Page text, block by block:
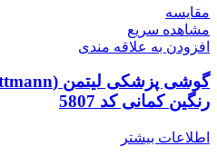
مقایسه
مشاهده سریع
افزودن به علاقه مندی
رنگین کمانی کد 5807
اطلاعات بیشتر